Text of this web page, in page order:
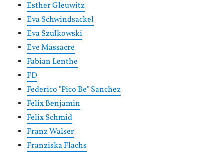
Esther Gleuwitz
Eva Schwindsackel
Eva Szulkowski
Eve Massacre
Fabian Lenthe
FD
Federico "Pico Be" Sanchez
Felix Benjamin
Felix Schmid
Franz Walser
Franziska Flachs